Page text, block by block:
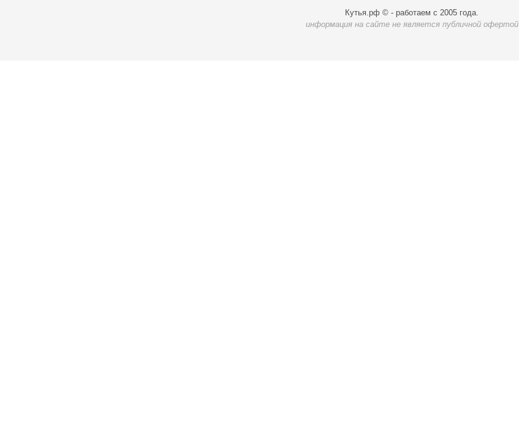
Кутья.рф © - работаем с 2005 года.
информация на сайте не является публичной офертой